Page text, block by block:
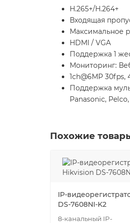
H.265+/H.264+
Входящая
Максимальное
HDMI / VGA
Поддержка 1
Мониторинг:
1ch@6MP 30fps,
Поддержка
Panasonic,
Похожие
IP-
DS-7608NI-K2
8-канальный IP-